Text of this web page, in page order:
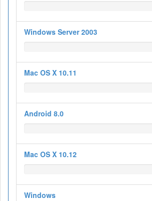
Windows Server 2003
Mac OS X 10.11
Android 8.0
Mac OS X 10.12
Windows